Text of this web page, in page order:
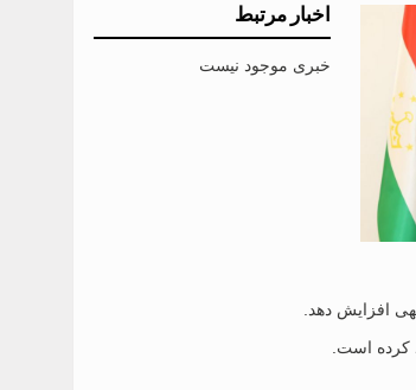
اخبار مرتبط
خبری موجود نیست
افزایش دهد.
کرده است.